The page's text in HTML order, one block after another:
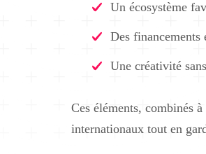
Un écosystème
Des financements
Une créativité
Ces éléments, combinés
internationaux tout en